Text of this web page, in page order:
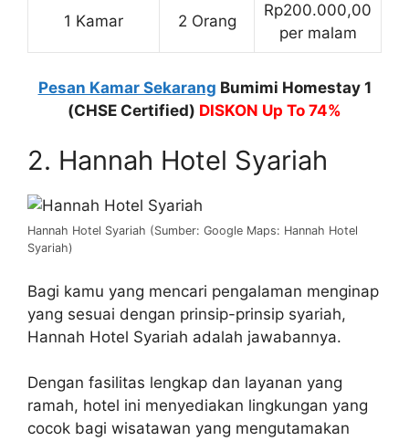
1 Kamar 2 Orang
Rp200.000,00
per malam
Pesan Kamar Sekarang Bumimi Homestay 1
(CHSE Certified) DISKON Up To 74%
2. Hannah Hotel Syariah
Hannah Hotel Syariah (Sumber: Google Maps: Hannah Hotel
Syariah)
Bagi kamu yang mencari pengalaman menginap
yang sesuai dengan prinsip-prinsip syariah,
Hannah Hotel Syariah adalah jawabannya.
Dengan fasilitas lengkap dan layanan yang
ramah, hotel ini menyediakan lingkungan yang
cocok bagi wisatawan yang mengutamakan